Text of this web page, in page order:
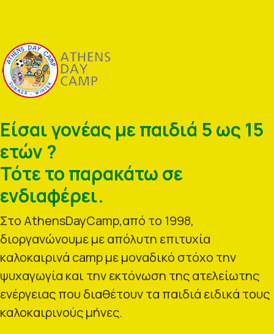
Είσαι γονέας με παιδιά 5 ως 15
ετών ?
Τότε το παρακάτω σε
ενδιαφέρει.
Στο AthensDayCamp,από το 1998,
διοργανώνουμε με απόλυτη επιτυχία
καλοκαιρινά camp με μοναδικό στόχο την
ψυχαγωγία και την εκτόνωση της ατελείωτης
ενέργειας που διαθέτουν τα παιδιά ειδικά τους
καλοκαιρινούς μήνες.